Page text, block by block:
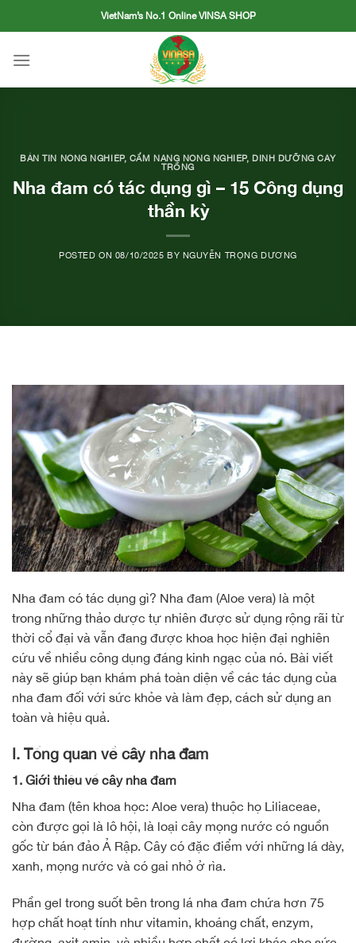
to
VietNam’s No.1 Online VINSA SHOP
BẢN TIN NÔNG NGHIỆP, CẨM NANG NÔNG NGHIỆP, DINH DƯỠNG CÂY
TRỒNG
Nha đam có tác dụng gì – 15 Công dụng
thần kỳ
POSTED ON 08/10/2025 BY NGUYỄN TRỌNG DƯƠNG
Nha đam có tác dụng gì? Nha đam (Aloe vera) là một
trong những thảo dược tự nhiên được sử dụng rộng rãi từ
thời cổ đại và vẫn đang được khoa học hiện đại nghiên
cứu về nhiều công dụng đáng kinh ngạc của nó. Bài viết
này sẽ giúp bạn khám phá toàn diện về các tác dụng của
nha đam đối với sức khỏe và làm đẹp, cách sử dụng an
toàn và hiệu quả.
I. Tổng quan về cây nha đam
1. Giới thiệu về cây nha đam
Nha đam (tên khoa học: Aloe vera) thuộc họ Liliaceae,
còn được gọi là lô hội, là loại cây mọng nước có nguồn
gốc từ bán đảo Ả Rập. Cây có đặc điểm với những lá dày,
xanh, mọng nước và có gai nhỏ ở rìa.
Phần gel trong suốt bên trong lá nha đam chứa hơn 75
hợp chất hoạt tính như vitamin, khoáng chất, enzym,